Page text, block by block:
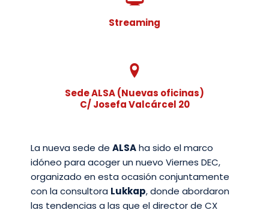
Streaming
Sede ALSA (Nuevas oficinas)
C/ Josefa Valcárcel 20
La nueva sede de ALSAha sido el marco
idóneo para acoger un nuevo Viernes DEC,
organizado en esta ocasión conjuntamente
con la consultora Lukkap, donde abordaron
las tendencias a las que el director de CX